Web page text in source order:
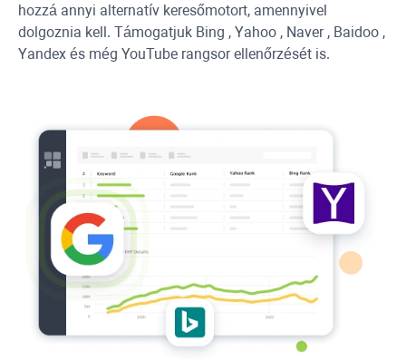
hozzá annyi alternatív keresőmotort, amennyivel
dolgoznia kell. Támogatjuk Bing , Yahoo , Naver, Baidoo ,
Yandex és még YouTube rangsor ellenőrzését is.